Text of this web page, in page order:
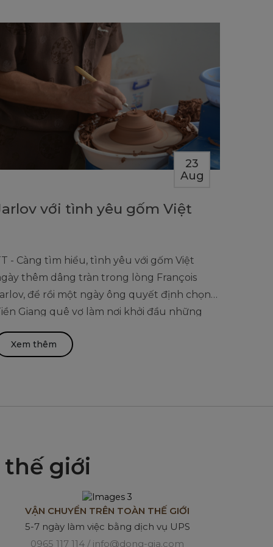
23
Aug
với tình yêu gốm Việt
- Càng tìm hiểu, tình yêu với gốm Việt
thêm dâng tràn trong lòng François
để rồi một ngày ông quyết định chọn
Giang quê vợ làm nơi khởi đầu những
Xem thêm
giới
VẬN CHUYỂN TRÊN TOÀN THẾ GIỚI
5-7 ngày làm việc bằng dịch vụ UPS
0965 117 114 / info@dong-gia.com